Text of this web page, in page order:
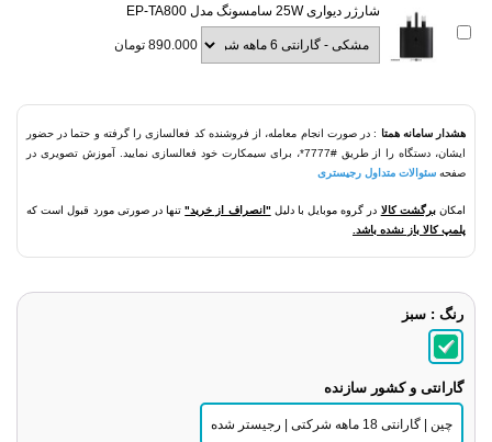
شارژر دیواری 25W سامسونگ مدل EP-TA800
890.000 تومان
هشدار سامانه همتا
: در صورت انجام معامله، از فروشنده کد فعالسازی را گرفته و حتما در حضور
ایشان، دستگاه را از طریق #7777*، برای سیمکارت خود فعالسازی نمایید. آموزش تصویری در
صفحه سئوالات متداول رجیستری
امکانبرگشت کالا در گروه موبایل با دلیل "انصراف از خرید"تنها در صورتی مورد قبول است که
پلمپ کالا باز نشده باشد.
رنگ : سبز
گارانتی و کشور سازنده
چین | گارانتی 18 ماهه شرکتی | رجیستر شده